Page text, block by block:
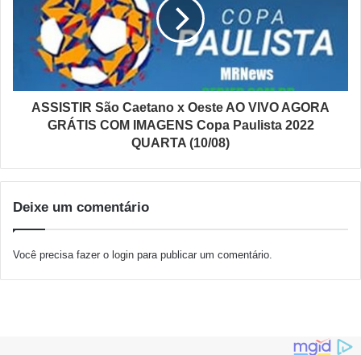
ASSISTIR São Caetano x Oeste AO VIVO AGORA
GRÁTIS COM IMAGENS Copa Paulista 2022
QUARTA (10/08)
Deixe um comentário
Você precisa fazer o login para publicar um comentário.